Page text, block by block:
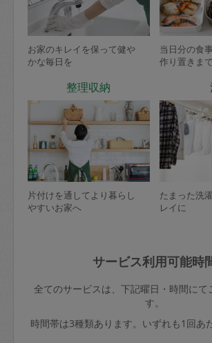
お家のキレイを保って健や
かな毎日を
当日分の食
作り置きま
整理収納
片付けを通してより暮らし
やすいお家へ
たまった洗
レイに
サービス利用可能時
全てのサービスは、下記曜日・時間にて
す。
時間帯は3種類あります。いずれも1回あ